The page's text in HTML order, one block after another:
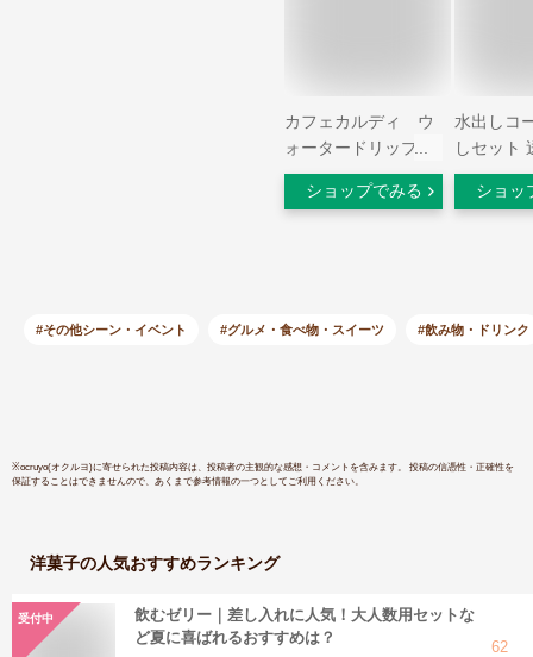
カフェカルディ ウ
ォータードリップコ
ーヒー (水出しアイ
スコーヒー)
ショップでみる
水出しコ
しセット
コロンビ
ー豆100
ーヒー 宅
ショッ
#その他シーン・イベント #グルメ・食べ物・スイーツ #飲み物・ドリンク
※ocruyo(オクルヨ)に寄せられた投稿内容は、投稿者の主観的な感想・コメントを含みます。 投稿の信憑性・正確性を
保証することはできませんので、あくまで参考情報の一つとしてご利用ください。
洋菓子の人気おすすめランキング
受付中
飲むゼリー｜差し入れに人気！大人数用セットな
ど夏に喜ばれるおすすめは？
62